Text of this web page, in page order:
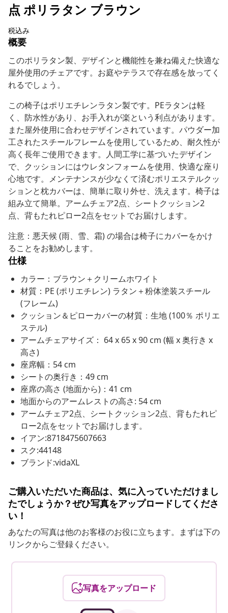
点 ポリラタン ブラウン
税込み
概要
このポリラタン製、デザインと機能性を兼ね備えた快適な
屋外使用のチェアです。お庭やテラスで存在感を放ってく
れるでしょう。
この椅子はポリエチレンラタン製です。PEラタンは軽
く、防水性があり、お手入れが楽という利点があります。
また屋外使用に合わせデザインされています。パウダー加
工されたスチールフレームを使用しているため、耐久性が
高く長年ご使用できます。人間工学に基づいたデザイン
で、クッションにはウレタンフォームを使用、快適な座り
心地です。メンテナンスが少なくて済むポリエステルクッ
ションと枕カバーは、簡単に取り外せ、洗えます。椅子は
組み立て簡単。アームチェア2点、シートクッション2
点、背もたれピロー2点をセットでお届けします。
注意：悪天候 (雨、雪、霜) の場合は椅子にカバーをかけ
ることをお勧めします。
仕様
カラー：ブラウン＋クリームホワイト
材質：PE (ポリエチレン) ラタン＋粉体塗装スチール
(フレーム)
クッション＆ピローカバーの材質：生地 (100％ ポリエ
ステル)
アームチェアサイズ： 64 x 65 x 90 cm (幅 x 奥行き x
高さ)
座席幅：54 cm
シートの奥行き：49 cm
座席の高さ (地面から)：41 cm
地面からのアームレストの高さ: 54 cm
アームチェア2点、シートクッション2点、背もたれピ
ロー2点をセットでお届けします。
イアン:8718475607663
スク:44148
ブランド:vidaXL
ご購入いただいた商品は、気に入っていただけまし
たでしょうか？ぜひ写真をアップロードしてくださ
い！
あなたの写真は他のお客様のお役に立ちます。まずは下の
リンクからご登録ください。
写真をアップロード